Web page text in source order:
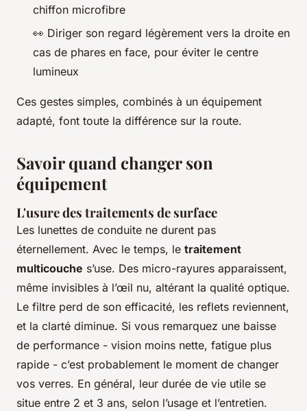
chiffon microfibre
👀 Diriger son regard légèrement vers la droite en
cas de phares en face, pour éviter le centre
lumineux
Ces gestes simples, combinés à un équipement
adapté, font toute la différence sur la route.
Savoir quand changer son
équipement
L'usure des traitements de surface
Les lunettes de conduite ne durent pas
éternellement. Avec le temps, le traitement
multicouche s’use. Des micro-rayures apparaissent,
même invisibles à l’œil nu, altérant la qualité optique.
Le filtre perd de son efficacité, les reflets reviennent,
et la clarté diminue. Si vous remarquez une baisse
de performance - vision moins nette, fatigue plus
rapide - c’est probablement le moment de changer
vos verres. En général, leur durée de vie utile se
situe entre 2 et 3 ans, selon l’usage et l’entretien.